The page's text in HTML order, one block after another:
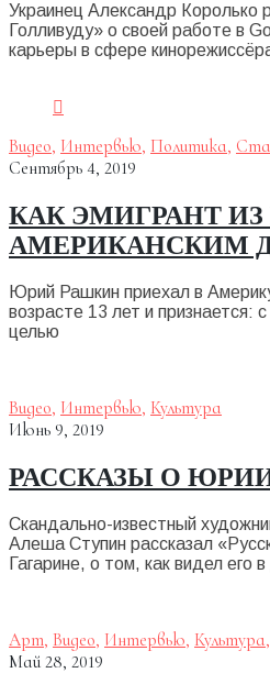
Украинец Александр Королько
Голливуду» о своей работе в
карьеры в сфере
Видео, Интервью, Политика,
Сентябрь 4, 2019
КАК ЭМИГРАНТ
АМЕРИКАНСКИМ
Юрий Рашкин приехал в
возрасте 13 лет и признается:
целью
Видео, Интервью, Культура
Июнь 9, 2019
РАССКАЗЫ О
Скандально-известный
Алеша Ступин рассказал
Гагарине, о том, как видел его
Арт, Видео, Интервью, Культура,
Май 28, 2019